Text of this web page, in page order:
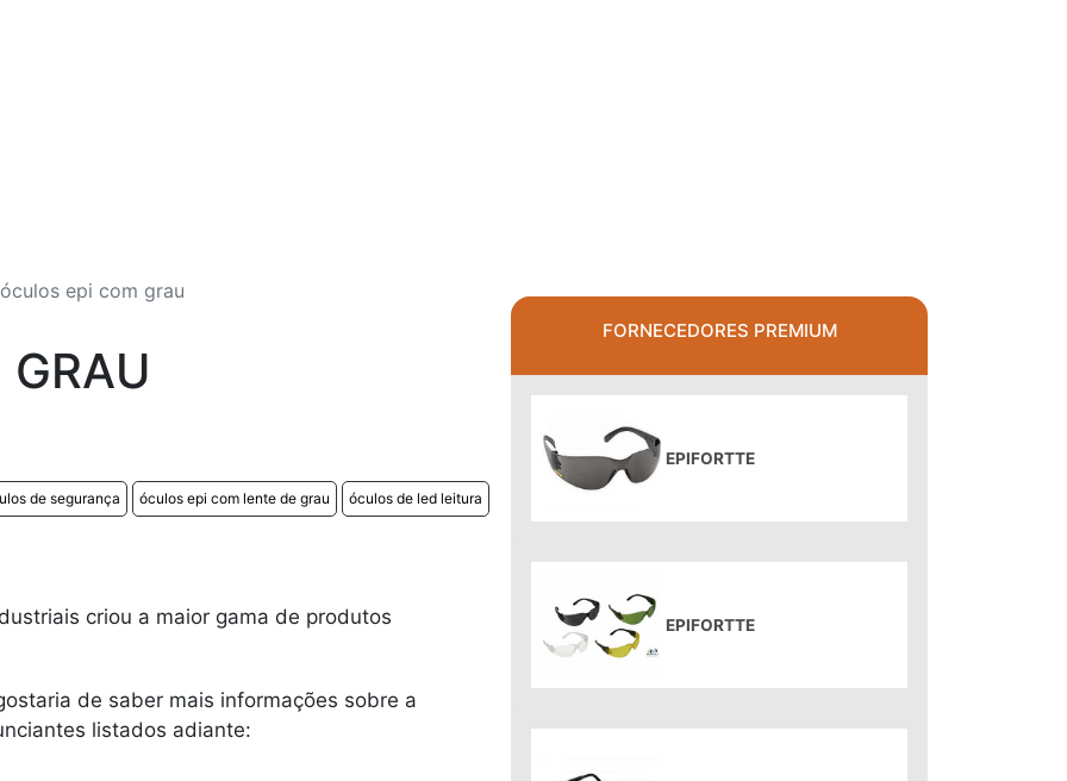
óculos epi com grau
de segurança óculos epi com lente de grau óculos de led leitura
criou a maior gama de produtos
de saber mais informações sobre a
listados adiante:
FORNECEDORES PREMIUM
EPIFORTTE
EPIFORTTE